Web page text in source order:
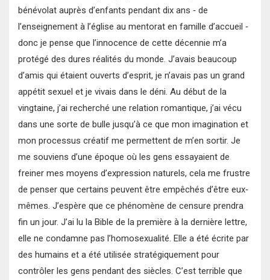
bénévolat auprès d’enfants pendant dix ans ‐ de
l’enseignement à l’église au mentorat en famille d’accueil ‐
donc je pense que l’innocence de cette décennie m’a
protégé des dures réalités du monde. J’avais beaucoup
d’amis qui étaient ouverts d’esprit, je n’avais pas un grand
appétit sexuel et je vivais dans le déni. Au début de la
vingtaine, j’ai recherché une relation romantique, j’ai vécu
dans une sorte de bulle jusqu’à ce que mon imagination et
mon processus créatif me permettent de m’en sortir. Je
me souviens d’une époque où les gens essayaient de
freiner mes moyens d’expression naturels, cela me frustre
de penser que certains peuvent être empêchés d’être eux‐
mêmes. J’espère que ce phénomène de censure prendra
fin un jour. J’ai lu la Bible de la première à la dernière lettre,
elle ne condamne pas l’homosexualité. Elle a été écrite par
des humains et a été utilisée stratégiquement pour
contrôler les gens pendant des siècles. C’est terrible que